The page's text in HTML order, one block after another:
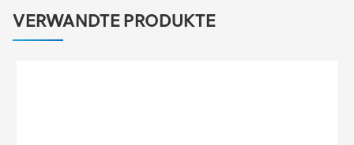
VERWANDTE PRODUKTE